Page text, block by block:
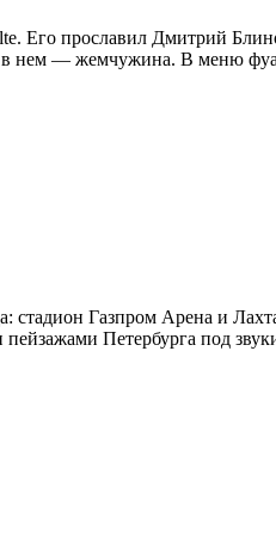
Его прославил Дмитрий
нем — жемчужина. В меню
Газпром Арена и
пейзажами Петербурга под